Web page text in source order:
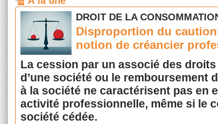
DROIT DE LA
Disproportion du
notion de créancier
La cession par un associé des
d’une société ou le remboursement
à la société ne caractérisent pas en
activité professionnelle, même si le
société cédée.